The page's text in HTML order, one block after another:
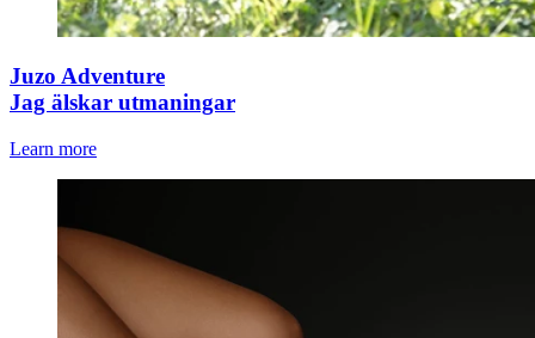
Juzo Adventure
Jag älskar utmaningar
Learn more